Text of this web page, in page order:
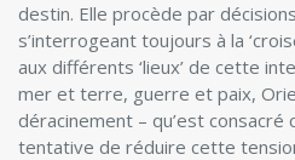
destin. Elle procède par
s’interrogeant toujours à la
aux différents ‘lieux’ de cette
mer et terre, guerre et paix,
déracinement – qu’est consacré
tentative de réduire cette